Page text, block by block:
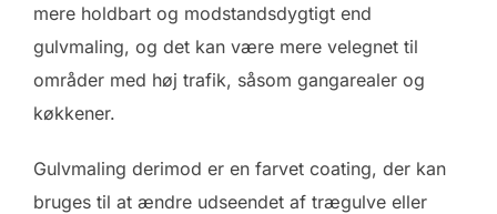
mere holdbart og modstandsdygtigt end
gulvmaling, og det kan være mere velegnet til
områder med høj trafik, såsom gangarealer og
køkkener.
Gulvmaling derimod er en farvet coating, der kan
bruges til at ændre udseendet af trægulve eller